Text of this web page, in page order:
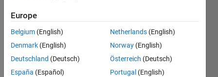
since
Followers:
Europe
Belgium (English)
Denmark (English)
Deutschland (Deutsch)
España (Español)
Netherlands (English)
Norway (English)
Österreich (Deutsch)
Portugal (English)